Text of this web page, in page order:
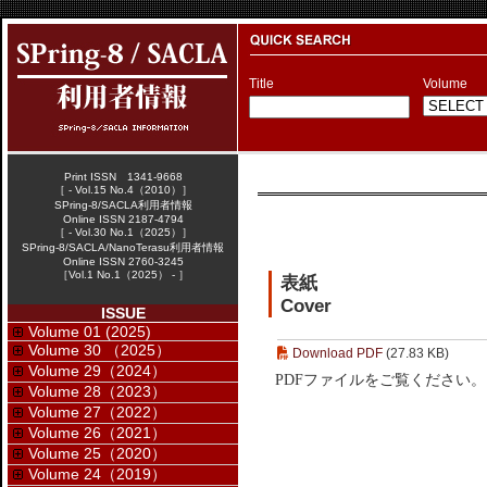
Title Volume
表紙
Cover
Download PDF (27.83 KB)
PDFファイルをご覧ください。
Print ISSN 1341-9668
［ - Vol.15 No.4（2010）］
SPring-8/SACLA利用者情報
Online ISSN 2187-4794
［ - Vol.30 No.1（2025）］
SPring-8/SACLA/NanoTerasu利用者情報
Online ISSN 2760-3245
［Vol.1 No.1（2025） - ］
ISSUE
Volume 01 (2025)
Volume 30 （2025）
Volume 29（2024）
Volume 28（2023）
Volume 27（2022）
Volume 26（2021）
Volume 25（2020）
Volume 24（2019）